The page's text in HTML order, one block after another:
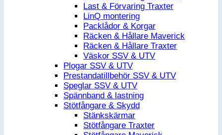
Last & Förvaring Traxter
LinQ montering
Packlådor & Korgar
Räcken & Hållare Maverick
Räcken & Hållare Traxter
Väskor SSV & UTV
Plogar SSV & UTV
Prestandatillbehör SSV & UTV
Speglar SSV & UTV
Spännband & lastning
Stötfångare & Skydd
Stänkskärmar
Stötfångare Traxter